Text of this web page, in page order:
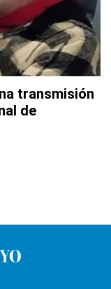
transmisión
de